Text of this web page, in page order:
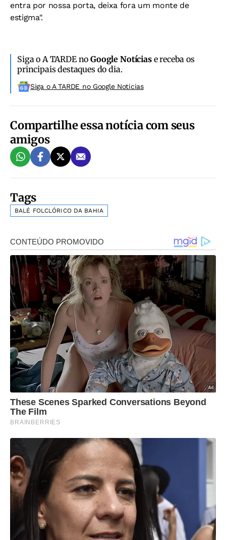
entra por nossa porta, deixa fora um monte de
estigma".
Siga o A TARDE noGoogle Notíciase receba os
principais destaques do dia.
Siga o A TARDE no Google Noticias
Compartilhe essa notícia com seus
amigos
Tags
BALÉ FOLCLÓRICO DA BAHIA